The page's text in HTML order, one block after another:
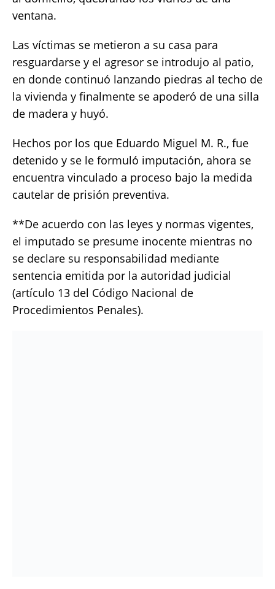
ventana.
Las víctimas se metieron a su casa para
resguardarse y el agresor se introdujo al patio,
en donde continuó lanzando piedras al techo de
la vivienda y finalmente se apoderó de una silla
de madera y huyó.
Hechos por los que Eduardo Miguel M. R., fue
detenido y se le formuló imputación, ahora se
encuentra vinculado a proceso bajo la medida
cautelar de prisión preventiva.
**De acuerdo con las leyes y normas vigentes,
el imputado se presume inocente mientras no
se declare su responsabilidad mediante
sentencia emitida por la autoridad judicial
(artículo 13 del Código Nacional de
Procedimientos Penales).